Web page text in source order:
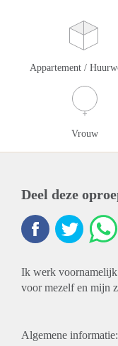
Appartement /
Vrouw
Deel deze
Ik werk voornamelijk
voor mezelf en mijn
Algemene informatie: